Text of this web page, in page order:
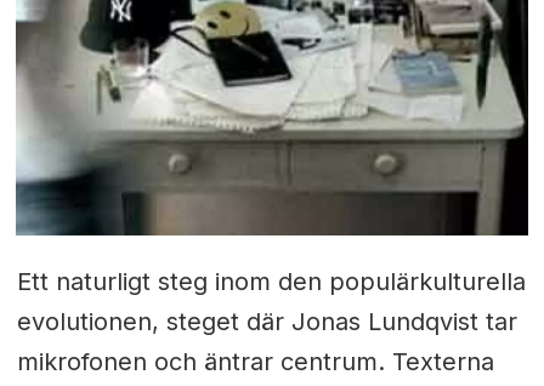
Ett naturligt steg inom den populärkulturella
evolutionen, steget där Jonas Lundqvist tar
mikrofonen och äntrar centrum. Texterna